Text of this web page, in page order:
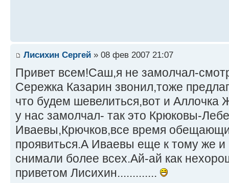
Лисихин Сергей » 08 фев 2007 21:07
Привет всем!Саш,я не замолчал-
Сережка Казарин звонил,тоже
что будем шевелиться,вот и Аллочка
у нас замолчал- так это Крюковы-
Иваевы,Крючков,все время
проявиться.А Иваевы еще к тому же и
снимали более всех.Ай-ай как
приветом Лисихин.............